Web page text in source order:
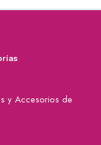
y Accesorios de